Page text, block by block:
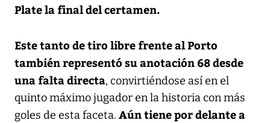
Plate la final del certamen.
Este tanto de tiro libre frente al Porto
también representó su anotación 68 desde
una falta directa, convirtiéndose así en el
quinto máximo jugador en la historia con más
goles de esta faceta. Aún tiene por delante a